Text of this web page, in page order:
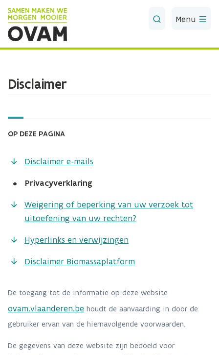
Skip to Main Content
Menu
Disclaimer
OP DEZE PAGINA
Disclaimer e-mails
•
Privacyverklaring
Weigering of beperking van uw verzoek tot
uitoefening van uw rechten?
Hyperlinks en verwijzingen
Disclaimer Biomassaplatform
De toegang tot de informatie op deze website
ovam.vlaanderen.be houdt de aanvaarding in door de
gebruiker ervan van de hiernavolgende voorwaarden.
De gegevens van deze website zijn bedoeld voor